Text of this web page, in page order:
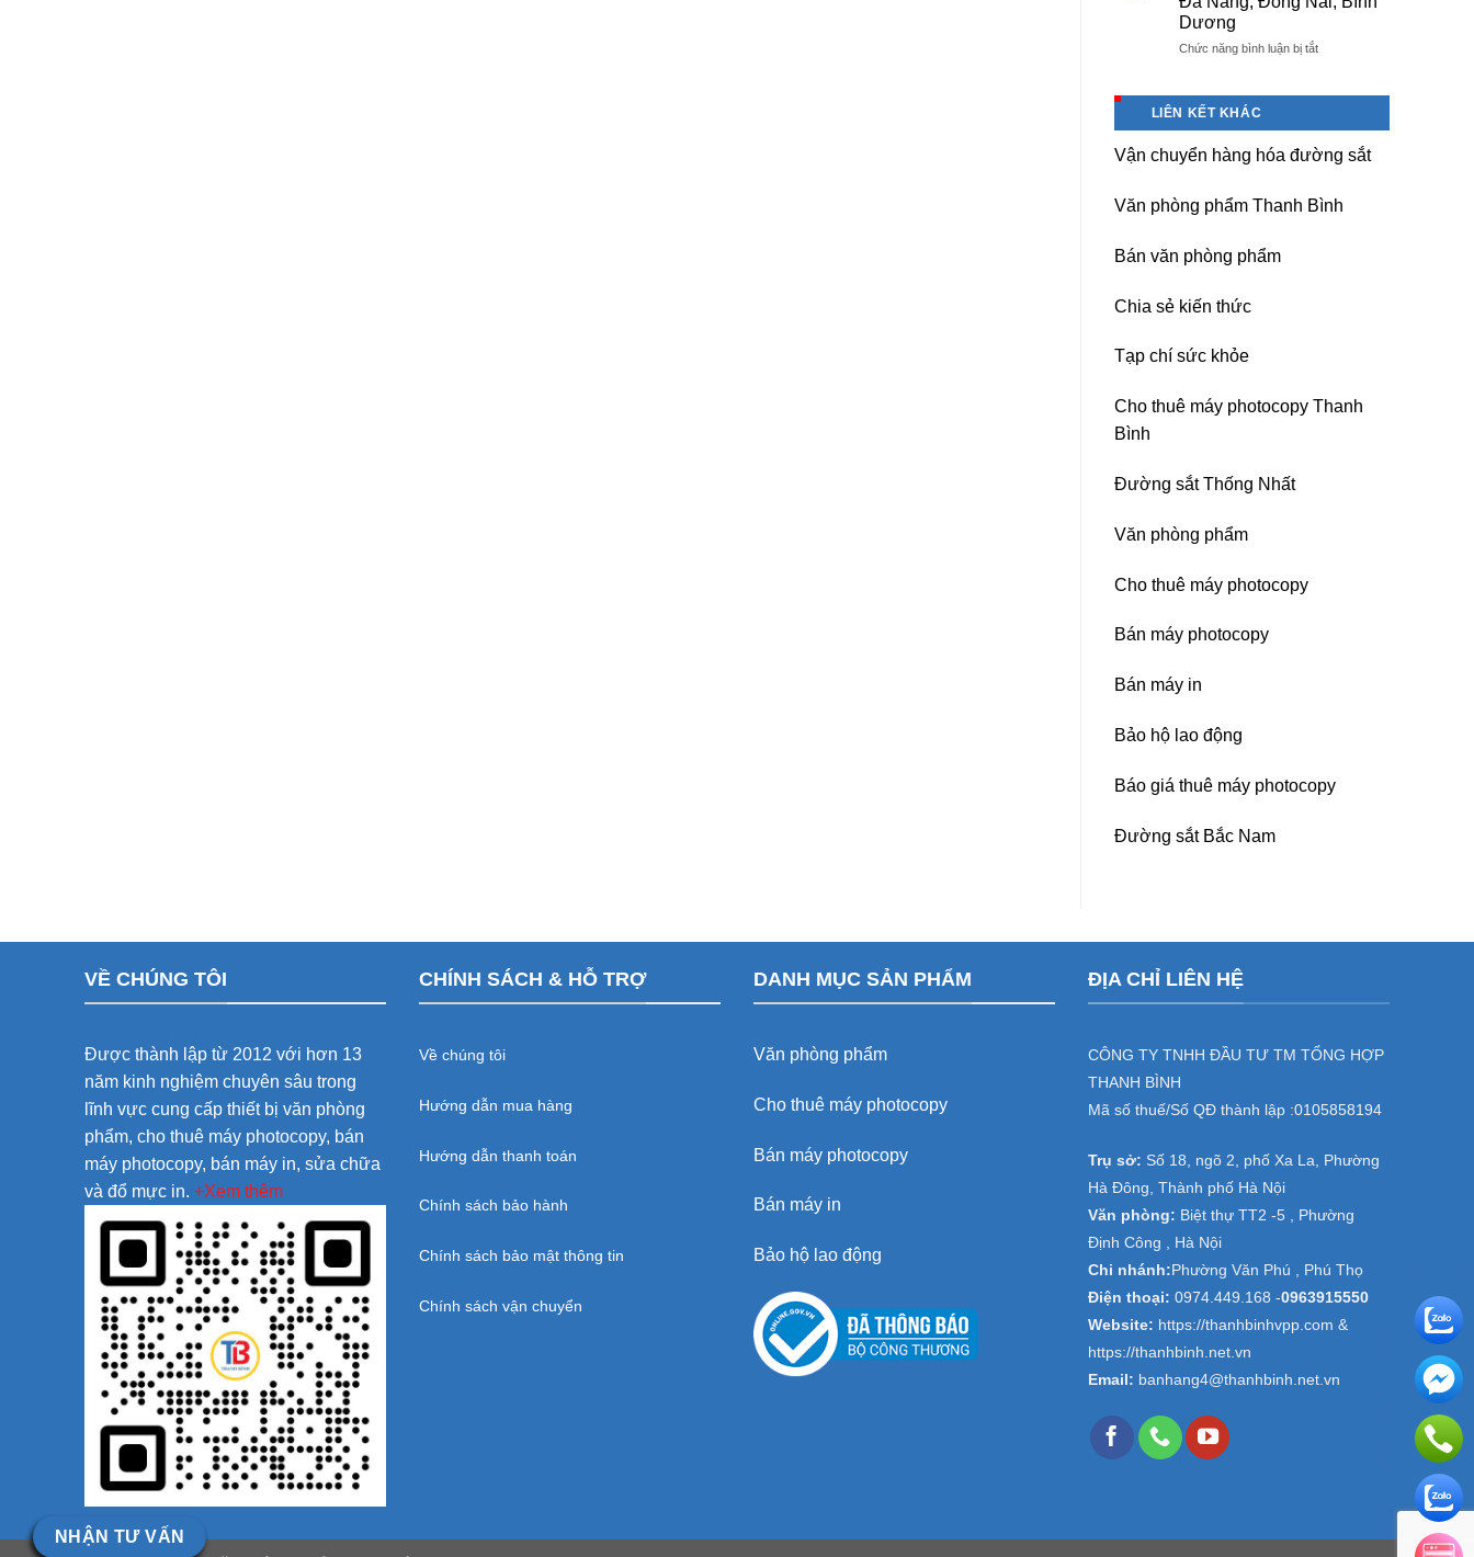
Nội
tín-
dạy
A
tốt
Dương
Chức năng bình luận bị tắtở
Nitto
tại
TP
LIÊN KẾT KHÁC
Vận chuyển hàng hóa đường sắt
Văn phòng phẩm Thanh Bình
Bán văn phòng phẩm
Chia sẻ kiến thức
Tạp chí sức khỏe
Cho thuê máy photocopy Thanh
Bình
Đường sắt Thống Nhất
Văn phòng phẩm
Cho thuê máy photocopy
Bán máy photocopy
Bán máy in
Bảo hộ lao động
Báo giá thuê máy photocopy
Đường sắt Bắc Nam
VỀ CHÚNG TÔI
Được thành lập từ 2012 với hơn 13
năm kinh nghiệm chuyên sâu trong
lĩnh vực cung cấp thiết bị văn phòng
phẩm, cho thuê máy photocopy, bán
máy photocopy, bán máy in, sửa chữa
và đổ mực in. +Xem thêm
CHÍNH SÁCH & HỖ TRỢ
Về chúng tôi
Hướng dẫn mua hàng
Hướng dẫn thanh toán
Chính sách bảo hành
Chính sách bảo mật thông tin
Chính sách vận chuyển
DANH MỤC SẢN PHẨM
Văn phòng phẩm
Cho thuê máy photocopy
Bán máy photocopy
Bán máy in
Bảo hộ lao động
ĐỊA CHỈ LIÊN HỆ
CÔNG TY TNHH ĐẦU TƯ TM TỔNG HỢP
THANH BÌNH
Mã số thuế/Số QĐ thành lập :0105858194
Trụ sở: Số 18, ngõ 2, phố Xa La, Phường
Hà Đông, Thành phố Hà Nội
Văn phòng: Biệt thự TT2 -5 , Phường
Định Công , Hà Nội
Chi nhánh: Phường Văn Phú , Phú Thọ
Điện thoại: 0974.449.168 -0963915550
Website: https://thanhbinhvpp.com &
https://thanhbinh.net.vn
Email: banhang4@thanhbinh.net.vn
NHẬN TƯ VẤN